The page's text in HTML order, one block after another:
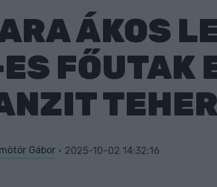
ÁKOS
FŐUTAK
Gábor 2025-10-02 14:32:16